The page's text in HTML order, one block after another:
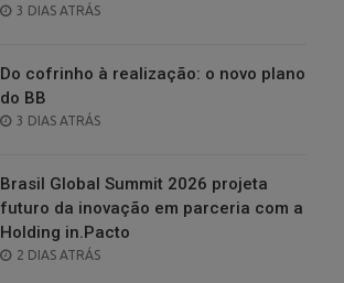
POSTED
3 DIAS ATRÁS
Do cofrinho à realização: o novo plano
do BB
POSTED
3 DIAS ATRÁS
Brasil Global Summit 2026 projeta
futuro da inovação em parceria com a
Holding in.Pacto
POSTED
2 DIAS ATRÁS